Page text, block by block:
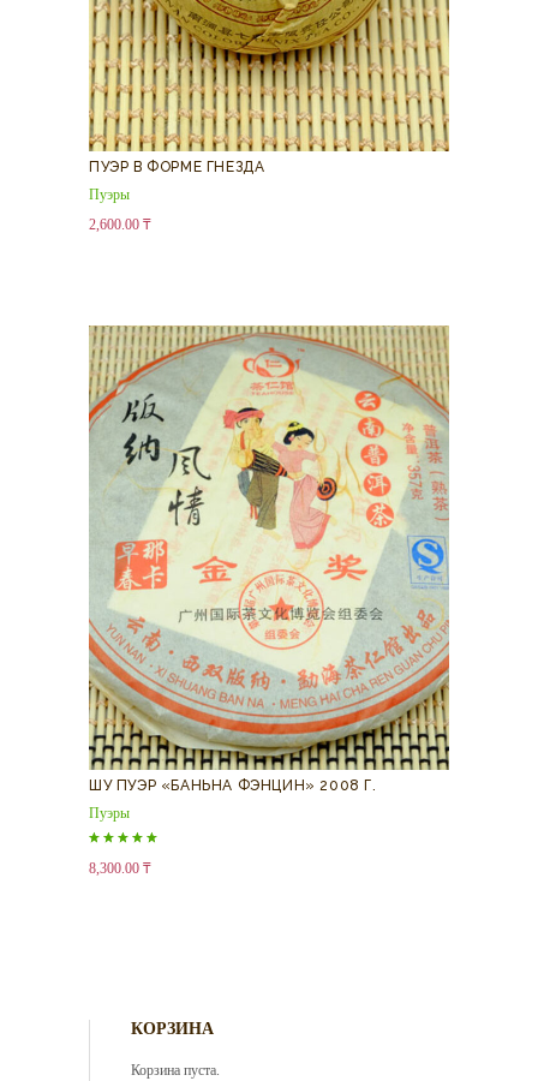
ПУЭР В ФОРМЕ ГНЕЗДА
Пуэры
2,600.00 ₸
ШУ ПУЭР «БАНЬНА ФЭНЦИН» 2008 Г.
Пуэры
5.00
8,300.00 ₸
КОРЗИНА
Корзина пуста.